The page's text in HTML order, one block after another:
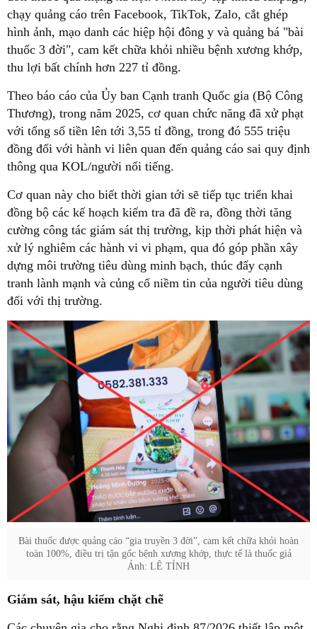
chạy quảng cáo trên Facebook, TikTok, Zalo, cắt ghép
hình ảnh, mạo danh các hiệp hội đông y và quảng bá "bài
thuốc 3 đời", cam kết chữa khỏi nhiều bệnh xương khớp,
thu lợi bất chính hơn 227 tỉ đồng.
Theo báo cáo của Ủy ban Cạnh tranh Quốc gia (Bộ Công
Thương), trong năm 2025, cơ quan chức năng đã xử phạt
với tổng số tiền lên tới 3,55 tỉ đồng, trong đó 555 triệu
đồng đối với hành vi liên quan đến quảng cáo sai quy định
thông qua KOL/người nổi tiếng.
Cơ quan này cho biết thời gian tới sẽ tiếp tục triển khai
đồng bộ các kế hoạch kiểm tra đã đề ra, đồng thời tăng
cường công tác giám sát thị trường, kịp thời phát hiện và
xử lý nghiêm các hành vi vi phạm, qua đó góp phần xây
dựng môi trường tiêu dùng minh bạch, thúc đẩy cạnh
tranh lành mạnh và củng cố niềm tin của người tiêu dùng
đối với thị trường.
Bài thuốc được quảng cáo “gia truyền 3 đời”, cam kết chữa khỏi hoàn
toàn 100%, điều trị tận gốc bệnh xương khớp, thực tế là thuốc giả
Ảnh: LÊ TỈNH
Giám sát, hậu kiểm chặt chẽ